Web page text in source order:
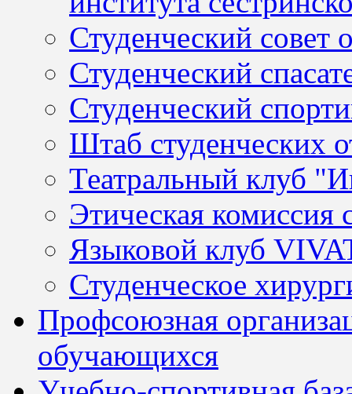
Студенческий
Студенческий
Студенческий
Штаб студенческих
Театральный клуб
Этическая комиссия
Языковой клуб
Студенческое
Профсоюзная
обучающихся